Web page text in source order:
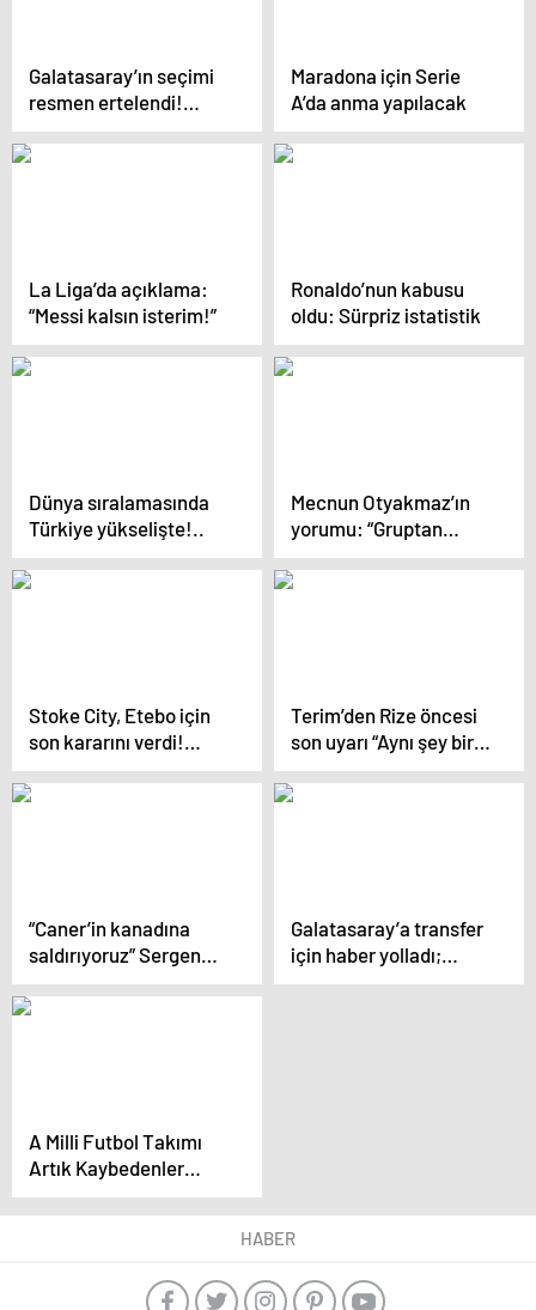
Galatasaray’ın seçimi
resmen ertelendi!…
Maradona için Serie
A’da anma yapılacak
La Liga’da açıklama:
“Messi kalsın isterim!”
Ronaldo’nun kabusu
oldu: Sürpriz istatistik
Dünya sıralamasında
Türkiye yükselişte!..
Mecnun Otyakmaz’ın
yorumu: “Gruptan
neden çıkamayalım?”
Stoke City, Etebo için
son kararını verdi!…
Terim’den Rize öncesi
son uyarı “Aynı şey bir
daha asla olmasın”
“Caner’in kanadına
saldırıyoruz” Sergen
Yalçın’ın hücum
planları
Galatasaray’a transfer
için haber yolladı;
“İsterseniz imza
A Milli Futbol Takımı
Artık Kaybedenler
Ligine Düştü
HABER